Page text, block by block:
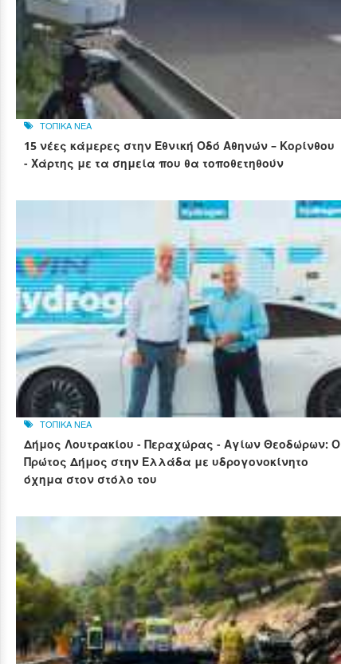
ΤΟΠΙΚΑ ΝΕΑ
15 νέες κάμερες στην Εθνική Οδό Αθηνών – Κορίνθου
- Χάρτης με τα σημεία που θα τοποθετηθούν
ΤΟΠΙΚΑ ΝΕΑ
Δήμος Λουτρακίου - Περαχώρας - Αγίων Θεοδώρων: Ο
Πρώτος Δήμος στην Ελλάδα με υδρογονοκίνητο
όχημα στον στόλο του